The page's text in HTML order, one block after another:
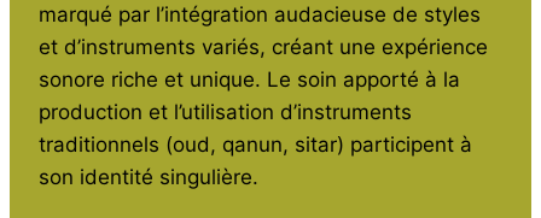
marqué par l’intégration audacieuse de styles
et d’instruments variés, créant une expérience
sonore riche et unique. Le soin apporté à la
production et l’utilisation d’instruments
traditionnels (oud, qanun, sitar) participent à
son identité singulière.